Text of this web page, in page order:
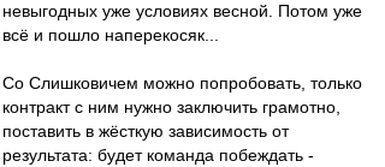
невыгодных уже условиях весной. Потом уже
всё и пошло наперекосяк...
Со Слишковичем можно попробовать, только
контракт с ним нужно заключить грамотно,
поставить в жёсткую зависимость от
результата: будет команда побеждать -